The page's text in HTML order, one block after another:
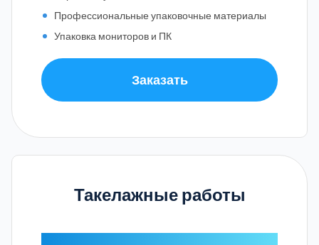
Профессиональные упаковочные материалы
Упаковка мониторов и ПК
Заказать
Такелажные работы